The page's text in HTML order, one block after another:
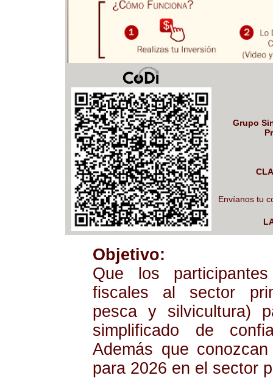
Grupo
Envíanos tu
Objetivo:
Que los
fiscales al sector
pesca y silvicultura)
simplificado de
Además que
para 2026 en el sector